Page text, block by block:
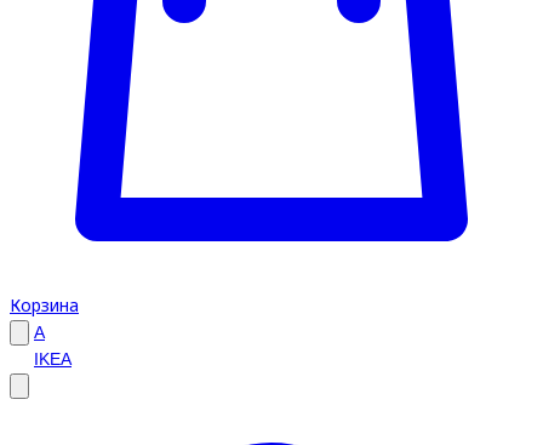
Корзина
A
IKEA